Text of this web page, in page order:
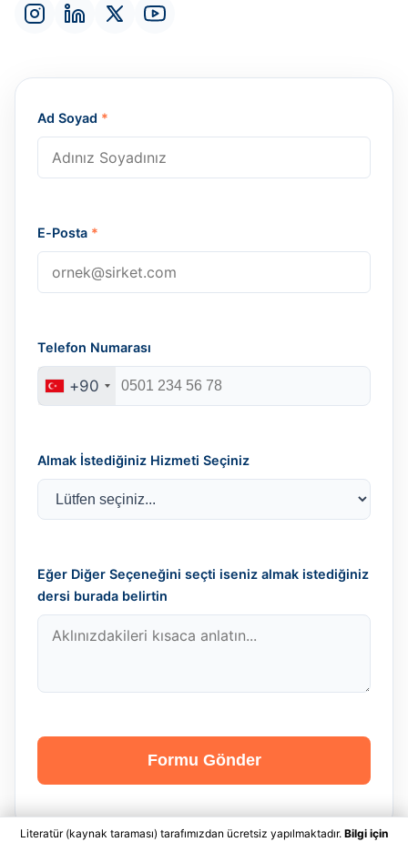
Ad Soyad *
E-Posta *
Telefon Numarası
+90
Almak İstediğiniz Hizmeti Seçiniz
Eğer Diğer Seçeneğini seçti iseniz almak istediğiniz
dersi burada belirtin
Formu Gönder
Literatür (kaynak taraması) tarafımızdan ücretsiz yapılmaktadır. Bilgi için